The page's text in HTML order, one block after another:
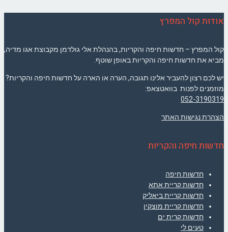
אודות קול המפרץ
קול המפרץ – חדשות חיפה והקריות, בהנהלת אלי גולדמן מקבוצת אגו מדיה,
מביא את חדשות חיפה והקריות באופן שוטף.
יש לכם רצון להעביר אלינו תגובה, הערה או הארה על חדשות חיפה והקריות?
מוזמנים לפנות בוואטצאפ:
052-3190319
הצהרת נגישות האתר
חדשות חיפה והקריות
חדשות חיפה
חדשות קריית אתא
חדשות קריית ביאליק
חדשות קריית מוצקין
חדשות קרית ים
טעים לי